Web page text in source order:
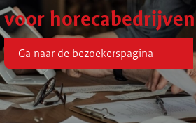
voor horecabedrijven
Ga naar de bezoekerspagina